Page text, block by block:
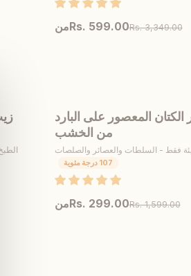
منRs. 599.00Rs. 3,349.00
المعصور على البارد
من الخشب
فقط - السلطات والعصائر والصلصات
107 درجة مئوية
منRs. 299.00Rs. 1,599.00